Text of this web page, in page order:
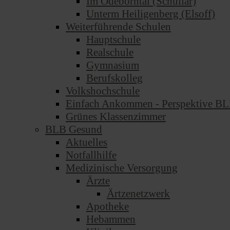
Unterm Heiligenberg (Elsoff)
Weiterführende Schulen
Hauptschule
Realschule
Gymnasium
Berufskolleg
Volkshochschule
Einfach Ankommen - Perspektive
Grünes Klassenzimmer
BLB Gesund
Aktuelles
Notfallhilfe
Medizinische Versorgung
Ärzte
Ärtzenetzwerk
Apotheke
Hebammen